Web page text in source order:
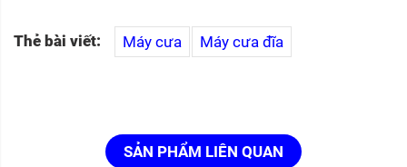
Thẻ bài viết: Máy cưa Máy cưa đĩa
SẢN PHẨM LIÊN QUAN